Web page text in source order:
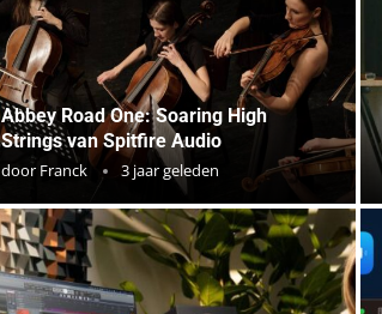
Abbey Road One: Soaring High
Strings van Spitfire Audio
door Franck 3 jaar geleden